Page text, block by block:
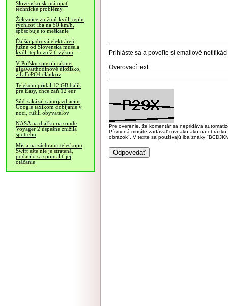
Slovensko.sk má opäť
technické problémy
Železnice znižujú kvôli teplu
rýchlosť iba na 50 km/h,
spôsobuje to meškanie
Ďalšia jadrová elektráreň
južne od Slovenska musela
kvôli teplu znížiť výkon
V Poľsku spustili takmer
gigawatthodinové úložisko,
z LiFePO4 článkov
Telekom pridal 12 GB balík
pre Easy, chce zaň 12 eur
Súd zakázal samojazdiacim
Google taxíkom dobíjanie v
noci, rušili obyvateľov
NASA na diaľku na sonde
Voyager 2 úspešne znížila
spotrebu
Misia na záchranu teleskopu
Swift ešte nie je stratená,
podarilo sa spomaliť jej
otáčanie
Prihláste sa a povoľte si emailové
Overovací text:
Pre overenie, že komentár sa nepridáva
Písmená musíte zadávať rovnako ako na
obrázok". V texte sa používajú iba znaky